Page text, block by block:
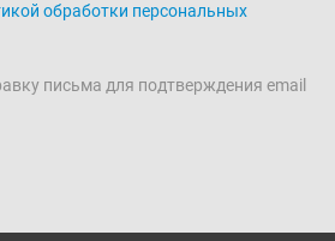
обработки персональных
письма для подтверждения email